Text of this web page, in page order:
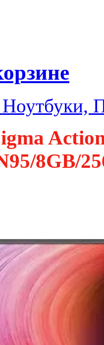
8GB/